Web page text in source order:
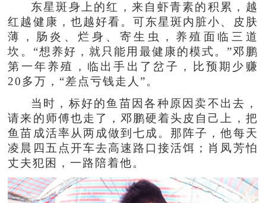
东星斑身上的红，来自虾青素的积累，越
红越健康，也越好看。可东星斑内脏小、皮肤
薄，肠炎、烂身、寄生虫，养殖面临三道
坎。“想养好，就只能用最健康的模式。”邓鹏
第一年养殖，临出手出了岔子，比预期少赚
20多万，“差点亏钱走人”。
当时，标好的鱼苗因各种原因卖不出去，
请来的师傅也走了，邓鹏硬着头皮自己上，把
鱼苗成活率从两成做到七成。那阵子，他每天
凌晨四五点开车去高速路口接活饵；肖凤芳怕
丈夫犯困，一路陪着他。